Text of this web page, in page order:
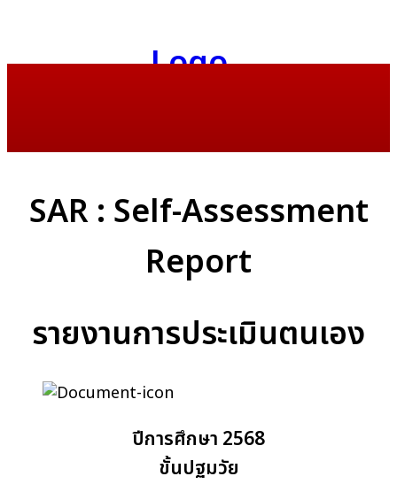
SAR : Self-Assessment
Report
รายงานการประเมินตนเอง
ปีการศึกษา 2568
ขั้นปฐมวัย